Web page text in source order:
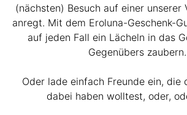
(nächsten) Besuch auf einer unserer
anregt. Mit dem Eroluna-Geschenk-
auf jeden Fall ein Lächeln in das
Gegenübers zaubern.
Oder lade einfach Freunde ein, die
dabei haben wolltest, oder,